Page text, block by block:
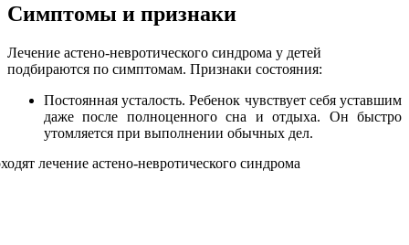
Симптомы и признаки
Лечение астено-невротического синдрома у детей
подбираются по симптомам. Признаки состояния:
Постоянная усталость. Ребенок чувствует себя уставшим
даже после полноценного сна и отдыха. Он быстро
утомляется при выполнении обычных дел.